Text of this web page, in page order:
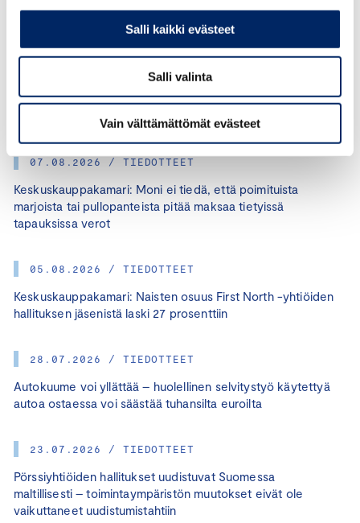
Salli kaikki evästeet
Salli valinta
Vain välttämättömät evästeet
07.08.2026 / TIEDOTTEET
Keskuskauppakamari: Moni ei tiedä, että poimituista
marjoista tai pullopanteista pitää maksaa tietyissä
tapauksissa verot
05.08.2026 / TIEDOTTEET
Keskuskauppakamari: Naisten osuus First North -yhtiöiden
hallituksen jäsenistä laski 27 prosenttiin
28.07.2026 / TIEDOTTEET
Autokuume voi yllättää – huolellinen selvitystyö käytettyä
autoa ostaessa voi säästää tuhansilta euroilta
23.07.2026 / TIEDOTTEET
Pörssiyhtiöiden hallitukset uudistuvat Suomessa
maltillisesti – toimintaympäristön muutokset eivät ole
vaikuttaneet uudistumistahtiin
KATEGORIAT: TYÖELÄMÄ, YVONNE BACKAS